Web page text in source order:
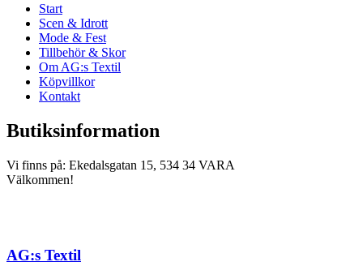
Start
Scen & Idrott
Mode & Fest
Tillbehör & Skor
Om AG:s Textil
Köpvillkor
Kontakt
Butiksinformation
Vi finns på: Ekedalsgatan 15, 534 34 VARA
Välkommen!
AG:s Textil